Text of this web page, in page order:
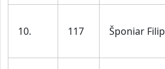
10. 117 Šponiar Filip